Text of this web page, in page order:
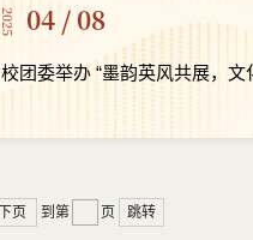
2025 04 / 08
校团委举办 “墨韵英风共展，文
下页 到第 页 跳转